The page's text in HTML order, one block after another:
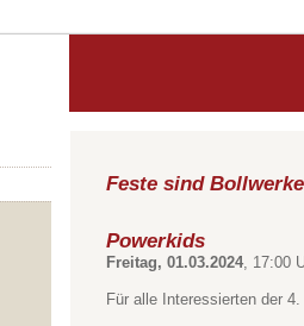
Feste sind
Powerkids
Freitag, 01.03.2024, 17:00
Für alle Interessierten der